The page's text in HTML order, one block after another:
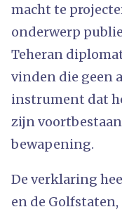
macht te
onderwerp
Teheran
vinden die geen
instrument dat
zijn
bewapening.
De verklaring
en de